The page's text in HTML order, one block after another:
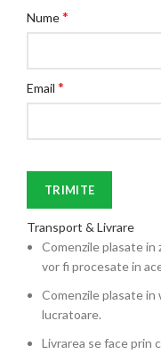
Nume*
Email *
Transport & Livrare
Comenzile plasate in
vor fi procesate in
Comenzile plasate
lucratoare.
Livrarea se face prin